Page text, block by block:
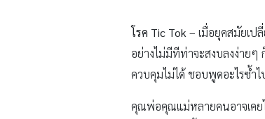
โรค Tic Tok– เมื่อยุคสมัยเป
อย่างไม่มีทีท่าจะสงบลงง่ายๆ
ควบคุมไม่ได้ ชอบพูดอะไรซ้ำ
คุณพ่อคุณแม่หลายคนอาจเคยไ